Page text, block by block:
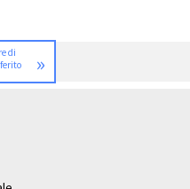
di
»